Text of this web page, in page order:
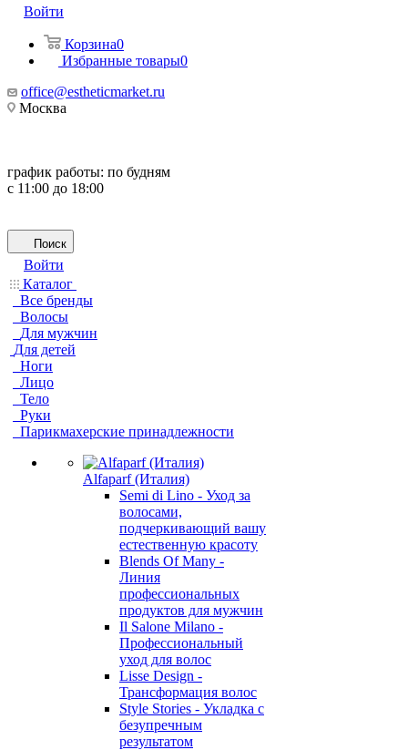
Войти
Корзина0
Избранные товары0
office@estheticmarket.ru
Москва
график работы: по будням
с 11:00 до 18:00
Поиск
Войти
Каталог
Все бренды
Волосы
Для мужчин
Для детей
Ноги
Лицо
Тело
Руки
Парикмахерские принадлежности
Alfaparf (Италия)
Semi di Lino - Уход за
волосами,
подчеркивающий вашу
естественную красоту
Blends Of Many -
Линия
профессиональных
продуктов для мужчин
Il Salone Milano -
Профессиональный
уход для волос
Lisse Design -
Трансформация волос
Style Stories - Укладка с
безупречным
результатом